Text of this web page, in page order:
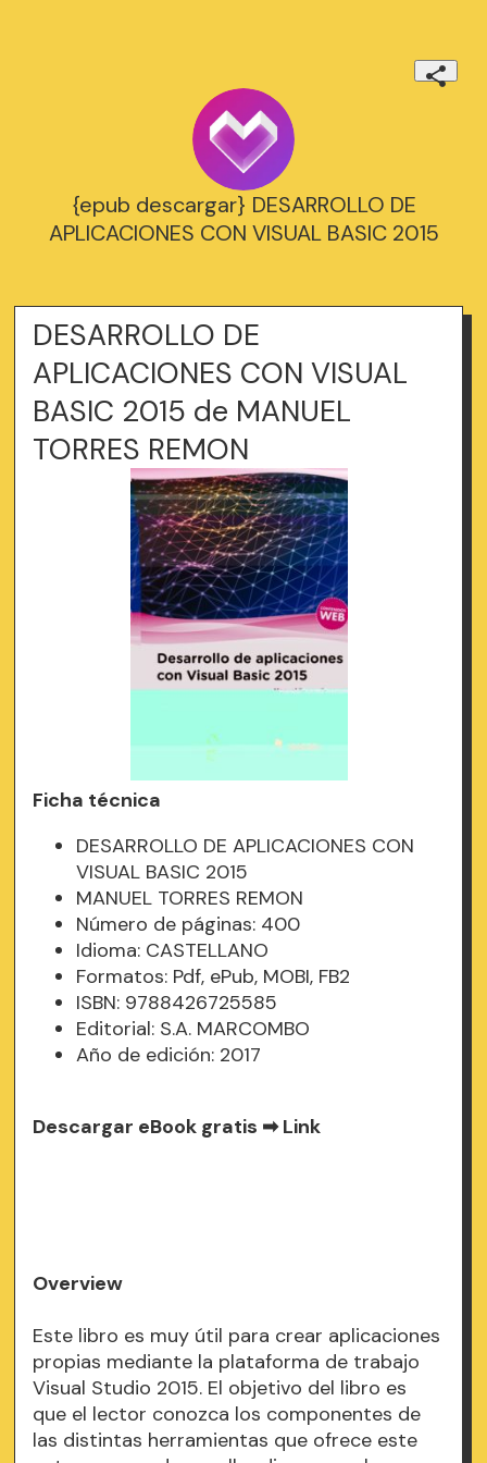
{epub descargar} DESARROLLO DE
APLICACIONES CON VISUAL BASIC 2015
DESARROLLO DE
APLICACIONES CON VISUAL
BASIC 2015 de MANUEL
TORRES REMON
Ficha técnica
DESARROLLO DE APLICACIONES CON
VISUAL BASIC 2015
MANUEL TORRES REMON
Número de páginas: 400
Idioma: CASTELLANO
Formatos: Pdf, ePub, MOBI, FB2
ISBN: 9788426725585
Editorial: S.A. MARCOMBO
Año de edición: 2017
Descargar eBook gratis ➡Link
Overview
Este libro es muy útil para crear aplicaciones
propias mediante la plataforma de trabajo
Visual Studio 2015. El objetivo del libro es
que el lector conozca los componentes de
las distintas herramientas que ofrece este